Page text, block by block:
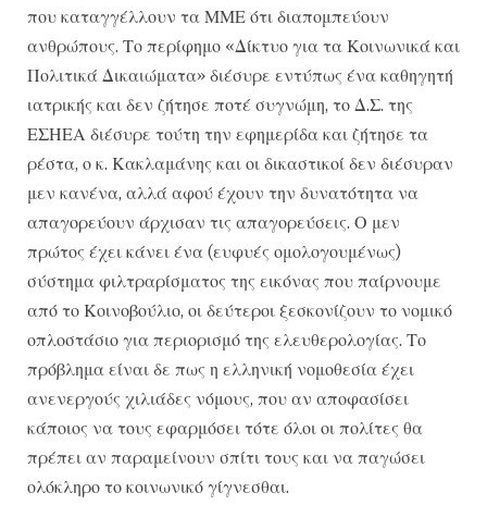
που καταγγέλλουν τα ΜΜΕ ότι διαπομπεύουν
ανθρώπους. Το περίφημο «Δίκτυο για τα Κοινωνικά και
Πολιτικά Δικαιώματα» διέσυρε εντύπως ένα καθηγητή
ιατρικής και δεν ζήτησε ποτέ συγνώμη, το Δ.Σ. της
ΕΣΗΕΑ διέσυρε τούτη την εφημερίδα και ζήτησε τα
ρέστα, ο κ. Κακλαμάνης και οι δικαστικοί δεν διέσυραν
μεν κανένα, αλλά αφού έχουν την δυνατότητα να
απαγορεύουν άρχισαν τις απαγορεύσεις. Ο μεν
πρώτος έχει κάνει ένα (ευφυές ομολογουμένως)
σύστημα φιλτραρίσματος της εικόνας που παίρνουμε
από το Κοινοβούλιο, οι δεύτεροι ξεσκονίζουν το νομικό
οπλοστάσιο για περιορισμό της ελευθερολογίας. Το
πρόβλημα είναι δε πως η ελληνική νομοθεσία έχει
ανενεργούς χιλιάδες νόμους, που αν αποφασίσει
κάποιος να τους εφαρμόσει τότε όλοι οι πολίτες θα
πρέπει αν παραμείνουν σπίτι τους και να παγώσει
ολόκληρο το κοινωνικό γίγνεσθαι.